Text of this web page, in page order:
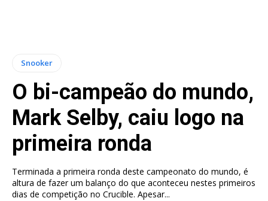
Snooker
O bi-campeão do mundo,
Mark Selby, caiu logo na
primeira ronda
Terminada a primeira ronda deste campeonato do mundo, é
altura de fazer um balanço do que aconteceu nestes primeiros
dias de competição no Crucible. Apesar...